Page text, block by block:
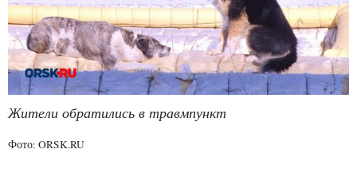
Жители обратились в травмпункт
Фото: ORSK.RU